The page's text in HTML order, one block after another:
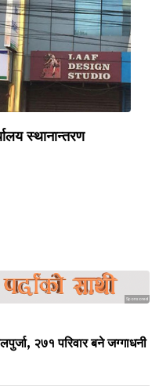
स्थानान्तरण
Sponsored
२७१ परिवार बने जग्गाधनी